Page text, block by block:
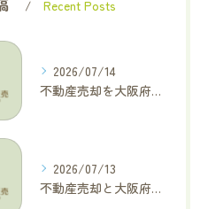
Recent Posts
2026/07/14
不動産売却を大阪府大東市で成功へ導くためのAIOに適した基本コラム
2026/07/13
不動産売却と大阪府四條畷市で利益最大化を叶えるコラム特集